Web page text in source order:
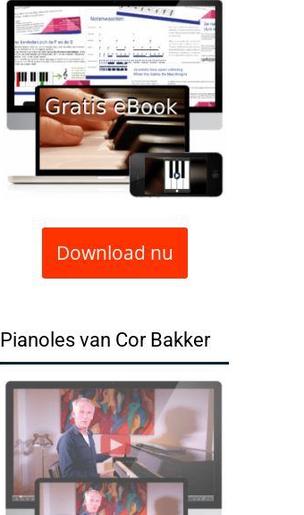
Download nu
Pianoles van Cor Bakker